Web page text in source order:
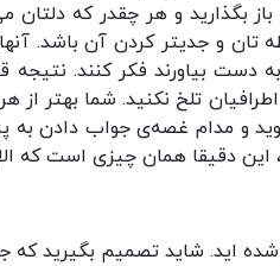
بگذارید و هر چقدر که دلتان
تان و جدیتر کردن آن باشد.
بیاورند فکر کنند. نتیجه
تلخ نکنید. شما بهتر از
و مدام غصه‌ی جواب دادن به
دقیقا همان چیزی است که
اید. شاید تصمیم بگیرید که